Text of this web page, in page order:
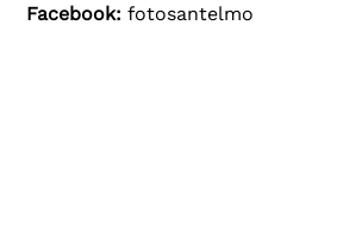
Facebook: fotosantelmo